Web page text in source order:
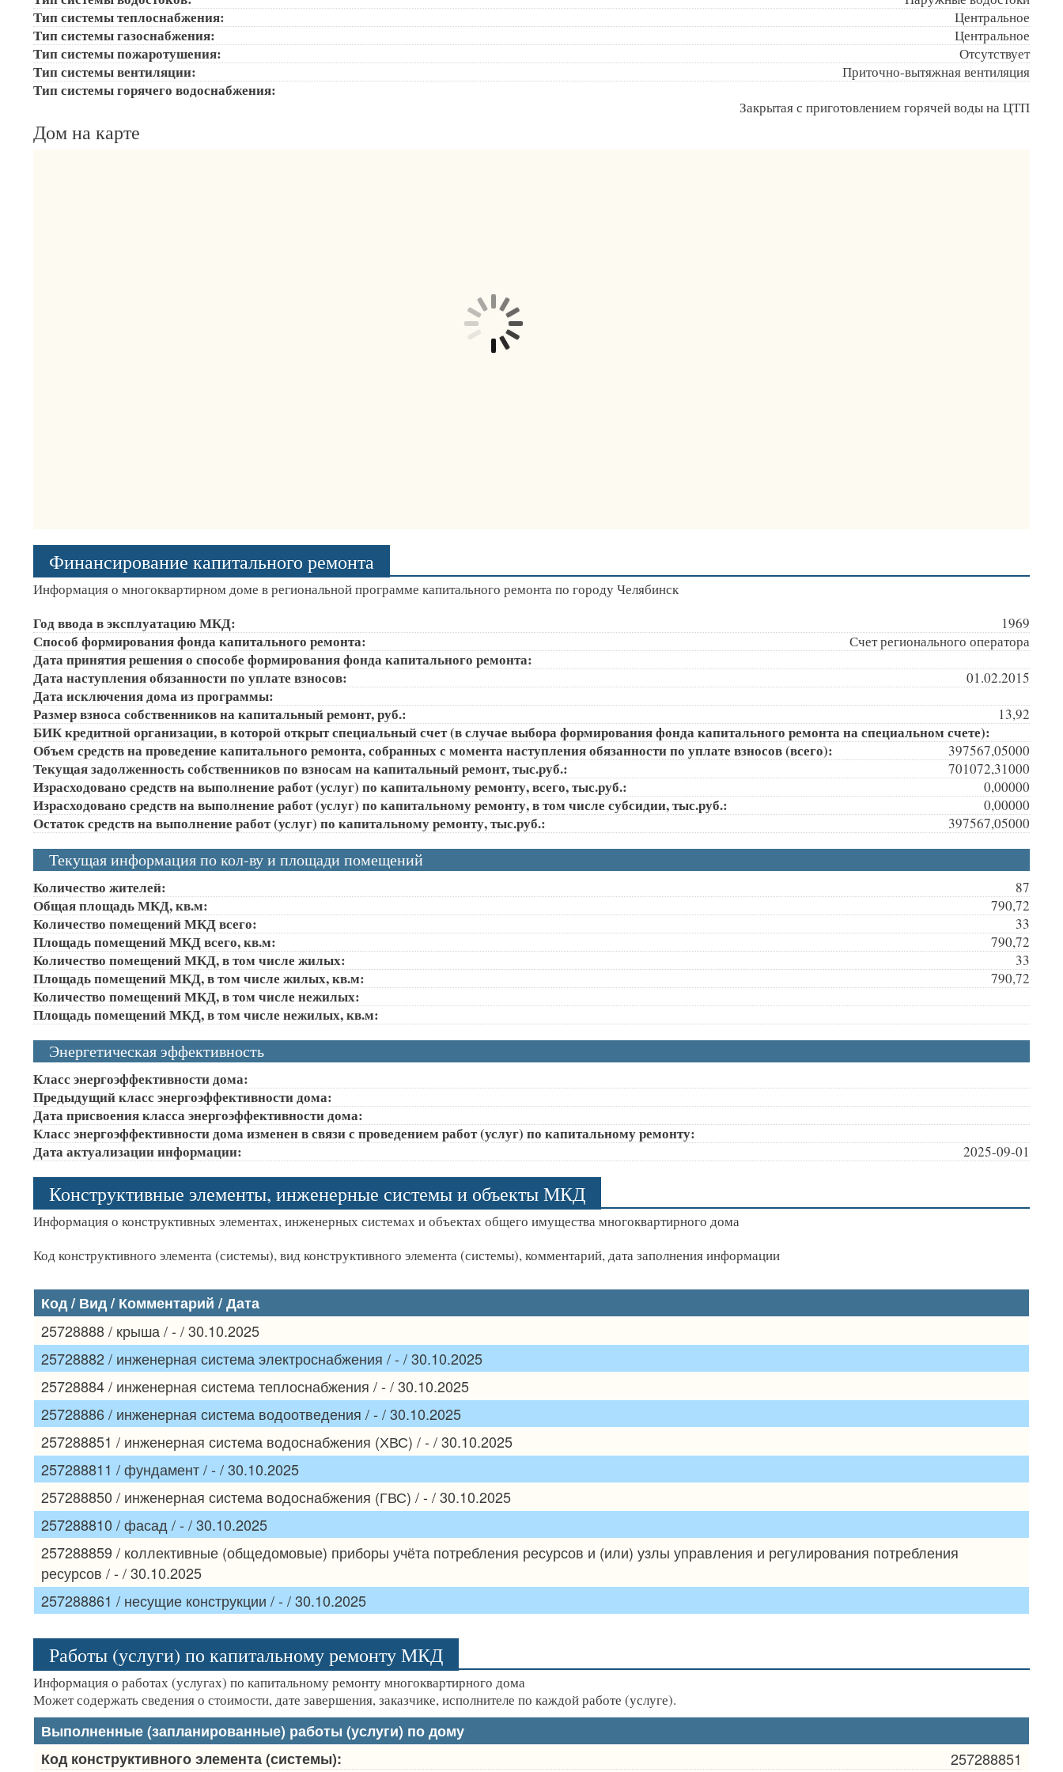
Тип системы теплоснабжения: Центральное
Тип системы газоснабжения: Центральное
Тип системы пожаротушения: Отсутствует
Тип системы вентиляции: Приточно-вытяжная вентиляция
Тип системы горячего водоснабжения:
Закрытая с приготовлением горячей воды на ЦТП
Дом на карте
Финансирование капитального ремонта
Информация о многоквартирном доме в региональной программе капитального ремонта по городу Челябинск
Год ввода в эксплуатацию МКД: 1969
Способ формирования фонда капитального ремонта: Счет регионального оператора
Дата принятия решения о способе формирования фонда капитального ремонта:
Дата наступления обязанности по уплате взносов:
01.02.2015
Дата исключения дома из программы:
Размер взноса собственников на капитальный ремонт, руб.:
13,92
БИК кредитной организации, в которой открыт специальный счет (в случае выбора формирования фонда капитального ремонта на специальном счете):
Объем средств на проведение капитального ремонта, собранных с момента наступления обязанности по уплате взносов (всего):
397567,05000
Текущая задолженность собственников по взносам на капитальный ремонт, тыс.руб.: 701072,31000
Израсходовано средств на выполнение работ (услуг) по капитальному ремонту, всего, тыс.руб.: 0,00000
Израсходовано средств на выполнение работ (услуг) по капитальному ремонту, в том числе субсидии, тыс.руб.: 0,00000
Остаток средств на выполнение работ (услуг) по капитальному ремонту, тыс.руб.: 397567,05000
Текущая информация по кол-ву и площади помещений
Количество жителей: 87
Общая площадь МКД, кв.м: 790,72
Количество помещений МКД всего: 33
Площадь помещений МКД всего, кв.м: 790,72
Количество помещений МКД, в том числе жилых: 33
Площадь помещений МКД, в том числе жилых, кв.м: 790,72
Количество помещений МКД, в том числе нежилых:
Площадь помещений МКД, в том числе нежилых, кв.м:
Энергетическая эффективность
Класс энергоэффективности дома:
Предыдущий класс энергоэффективности дома:
Дата присвоения класса энергоэффективности дома:
Класс энергоэффективности дома изменен в связи с проведением работ (услуг) по капитальному ремонту:
Дата актуализации информации:
2025-09-01
Конструктивные элементы, инженерные системы и объекты МКД
Информация о конструктивных элементах, инженерных системах и объектах общего имущества многоквартирного дома
Код конструктивного элемента (системы), вид конструктивного элемента (системы), комментарий, дата заполнения информации
Код / Вид / Комментарий / Дата
25728888 / крыша / - / 30.10.2025
25728882 / инженерная система электроснабжения / - / 30.10.2025
25728884 / инженерная система теплоснабжения / - / 30.10.2025
25728886 / инженерная система водоотведения / - / 30.10.2025
257288851 / инженерная система водоснабжения (ХВС) / - / 30.10.2025
257288811 / фундамент / - / 30.10.2025
257288850 / инженерная система водоснабжения (ГВС) / - / 30.10.2025
257288810 / фасад / - / 30.10.2025
257288859 / коллективные (общедомовые) приборы учёта потребления ресурсов и (или) узлы управления и регулирования потребления
ресурсов / - / 30.10.2025
257288861 / несущие конструкции / - / 30.10.2025
Работы (услуги) по капитальному ремонту МКД
Информация о работах (услугах) по капитальному ремонту многоквартирного дома
Может содержать сведения о стоимости, дате завершения, заказчике, исполнителе по каждой работе (услуге).
Выполненные (запланированные) работы (услуги) по дому
Код конструктивного элемента (системы):
257288851